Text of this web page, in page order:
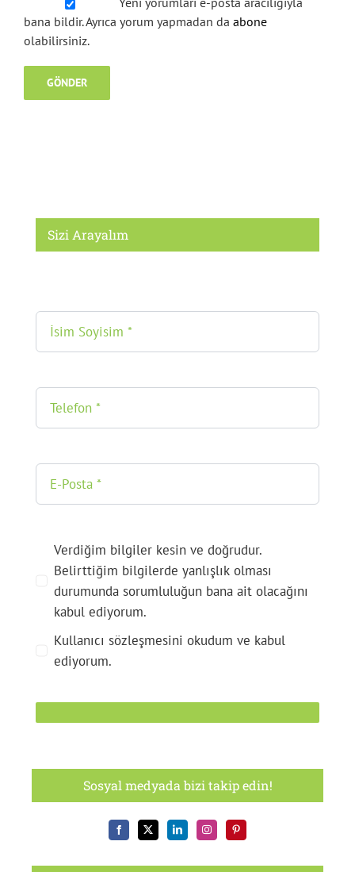
bana bildir. Ayrıca yorum yapmadan da abone
olabilirsiniz.
Sizi Arayalım
Verdiğim bilgiler kesin ve doğrudur.
Belirttiğim bilgilerde yanlışlık olması
durumunda sorumluluğun bana ait olacağını
kabul ediyorum.
Kullanıcı sözleşmesini okudum ve kabul
ediyorum.
Sosyal medyada bizi takip edin!